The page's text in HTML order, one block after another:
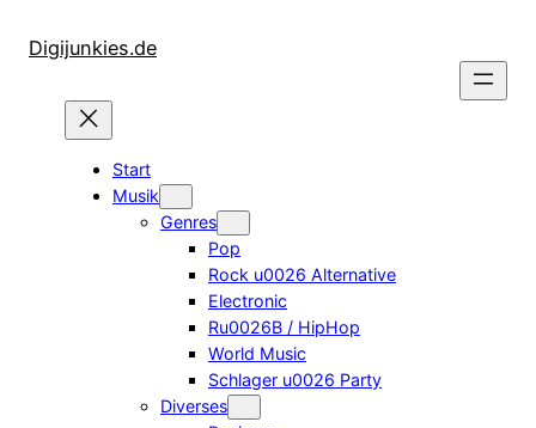
InhaltDigijunkies.de
Start
Musik
Genres
Pop
Rock u0026 Alternative
Electronic
Ru0026B / HipHop
World Music
Schlager u0026 Party
Diverses